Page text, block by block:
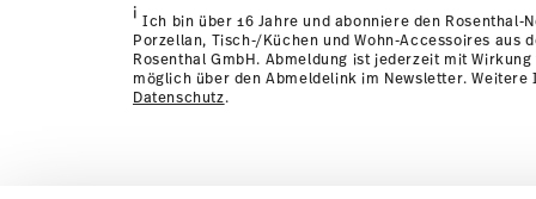
i Ich bin über 16 Jahre und abonniere den Rosenthal-
Porzellan, Tisch-/Küchen und Wohn-Accessoires aus
Rosenthal GmbH. Abmeldung ist jederzeit mit
möglich über den Abmeldelink im Newsletter. Weitere
Datenschutz.